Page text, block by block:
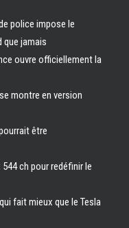
police impose le
que jamais
ouvre officiellement la
montre en version
être
ch pour redéfinir le
fait mieux que le Tesla